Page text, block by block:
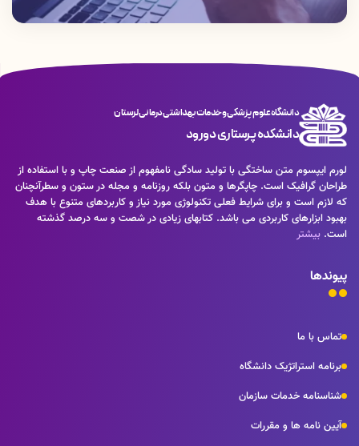
دانشگاه علوم پزشکی و خدمات بهداشتی درمانی لرستان
دانشکده پرستاری دورود
لورم ایپسوم متن ساختگی با تولید سادگی نامفهوم از صنعت چاپ و با استفاده از
طراحان گرافیک است. چاپگرها و متون بلکه روزنامه و مجله در ستون و سطرآنچنان
که لازم است و برای شرایط فعلی تکنولوژی مورد نیاز و کاربردهای متنوع با هدف
بهبود ابزارهای کاربردی می باشد. کتابهای زیادی در شصت و سه درصد گذشته
است. بیشتر
پیوندها
تماس با ما
برنامه استراتژیک دانشگاه
شناسنامه خدمات سازمان
آیین نامه ها و مقررات